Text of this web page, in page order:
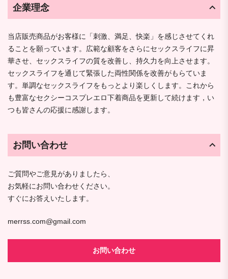
企業理念
当店販売商品がお客様に「刺激、満足、快楽」を感じさせてくれ
ることを願っています。広範な顧客をさらにセックスライフに昇
華させ、セックスライフの質を改善し、持久力を向上させます。
セックスライフを通じて緊張した両性関係を改善がもらていま
す。単調なセックスライフをもっとより楽しくします。これから
も豊富なセクシーコスプレエロ下着商品を更新して続けます，い
つも皆さんの応援に感謝します。
お問い合わせ
ご質問やご意見がありましたら、
お気軽にお問い合わせください。
すぐにお答えいたします。
merrss.com@gmail.com
お問い合わせ